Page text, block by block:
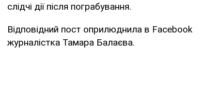
слідчі дії після пограбування.
Відповідний пост оприлюднила в Facebook
журналістка Тамара Балаєва.